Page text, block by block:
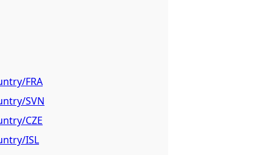
FRA
SVN
CZE
ISL